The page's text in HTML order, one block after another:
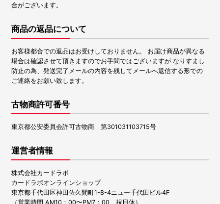
合がございます。
商品の返品について
お客様都合での返品はお受けしておりません。 お届け商品が異なる
場合は確認させて頂きますのでお手間ではございますが なりすまし
防止の為、発送完了メールの内容を残してメールへ返信する形での
ご連絡をお願い致します。
古物商許可番号
東京都公安委員会許可古物商 第301031103715号
運営者情報
株式会社カードラボ
カードラボオンラインショップ
東京都千代田区神田佐久間町1-8-4ニュー千代田ビル4F
（営業時間 AM10：00〜PM7：00、祝日休）